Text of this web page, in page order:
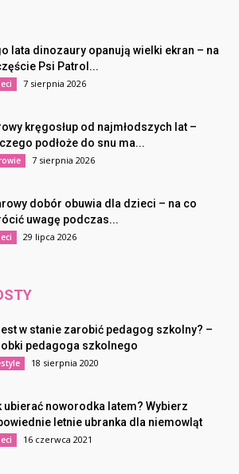
lata dinozaury opanują wielki ekran – na
Psi Patrol...
7 sierpnia 2026
kręgosłup od najmłodszych lat –
podłoże do snu ma...
7 sierpnia 2026
dobór obuwia dla dzieci – na co
uwagę podczas...
29 lipca 2026
jest w stanie zarobić pedagog szkolny? –
pedagoga szkolnego
18 sierpnia 2020
ubierać noworodka latem? Wybierz
letnie ubranka dla niemowląt
16 czerwca 2021